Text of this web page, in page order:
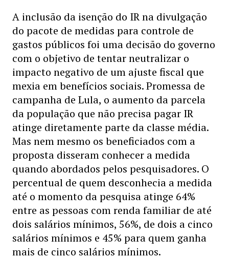
A inclusão da isenção do IR na divulgação
do pacote de medidas para controle de
gastos públicos foi uma decisão do governo
com o objetivo de tentar neutralizar o
impacto negativo de um ajuste fiscal que
mexia em benefícios sociais. Promessa de
campanha de Lula, o aumento da parcela
da população que não precisa pagar IR
atinge diretamente parte da classe média.
Mas nem mesmo os beneficiados com a
proposta disseram conhecer a medida
quando abordados pelos pesquisadores. O
percentual de quem desconhecia a medida
até o momento da pesquisa atinge 64%
entre as pessoas com renda familiar de até
dois salários mínimos, 56%, de dois a cinco
salários mínimos e 45% para quem ganha
mais de cinco salários mínimos.